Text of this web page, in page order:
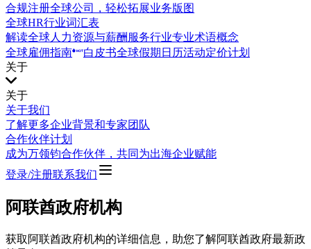
合规注册全球公司，轻松拓展业务版图
全球HR行业词汇表
解读全球人力资源与薪酬服务行业专业术语概念
全球雇佣指南
白皮书全球假期日历活动定价计划
关于
关于
关于我们
了解更多企业背景和专家团队
合作伙伴计划
成为万领钧合作伙伴，共同为出海企业赋能
登录/注册联系我们
阿联酋政府机构
获取阿联酋政府机构的详细信息，助您了解阿联酋政府最新政